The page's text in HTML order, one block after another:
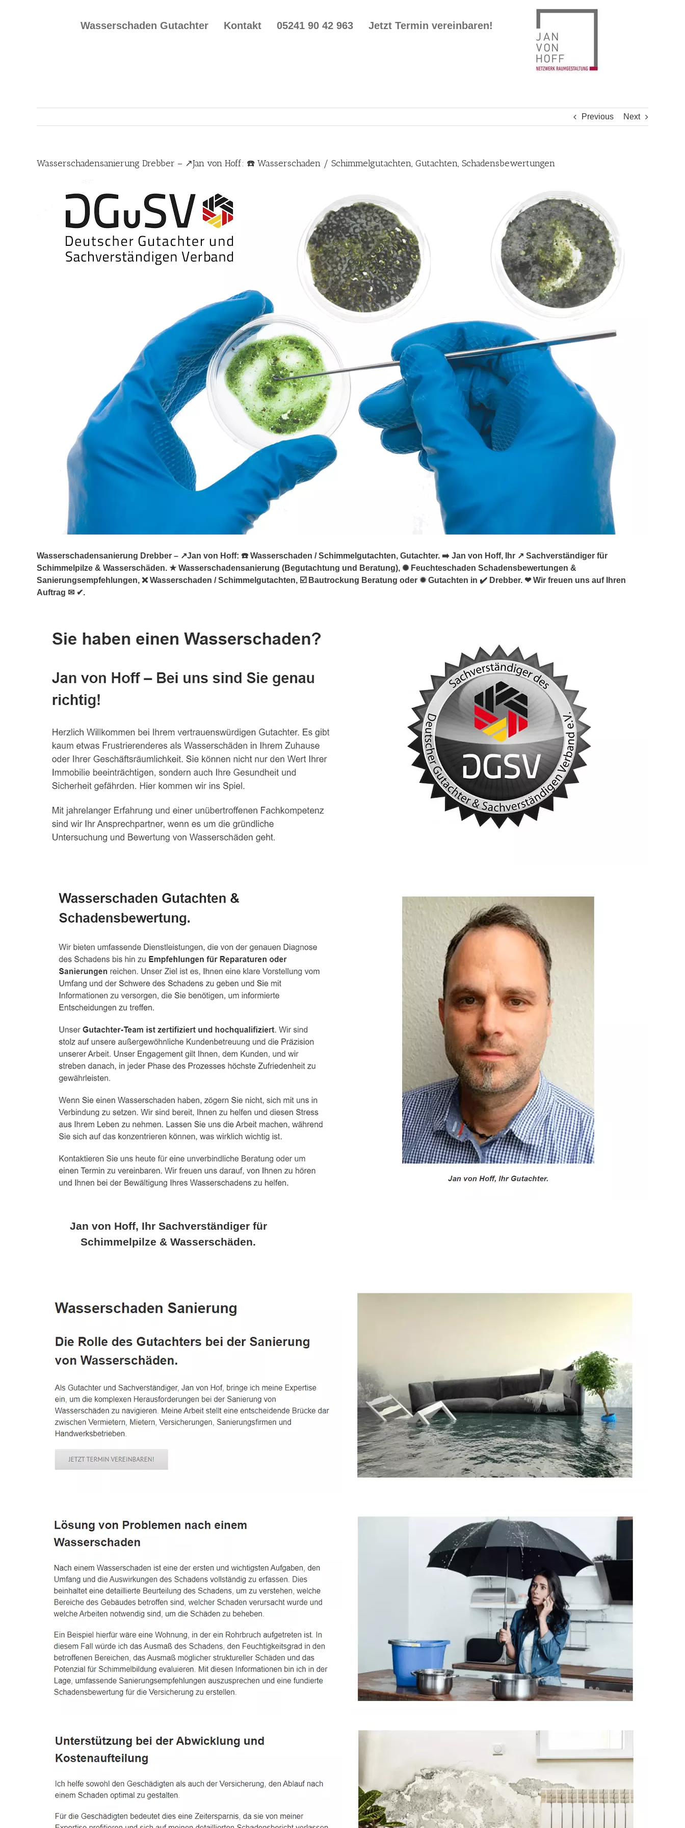
Wasserschaden Gutachter Kontakt 05241 90 42 963 Jetzt Termin vereinbaren!
Previous Next
Wasserschadensanierung Drebber – ↗️Jan von Hoff: ☎️ Wasserschaden / Schimmelgutachten, Gutachten, Schadensbewertungen
Wasserschadensanierung Drebber – ↗️Jan von Hoff: ☎️ Wasserschaden / Schimmelgutachten, Gutachter. ➡️ Jan von Hoff, Ihr ↗️ Sachverständiger für
Schimmelpilze & Wasserschäden. ★ Wasserschadensanierung (Begutachtung und Beratung), ✺ Feuchteschaden Schadensbewertungen &
Sanierungsempfehlungen, ❌ Wasserschaden / Schimmelgutachten, ☑️ Bautrockung Beratung oder ✹ Gutachten in ✔️ Drebber. ❤ Wir freuen uns auf Ihren
Auftrag ✉ ✔.
Jan von Hoff, Ihr Sachverständiger für
Schimmelpilze & Wasserschäden.